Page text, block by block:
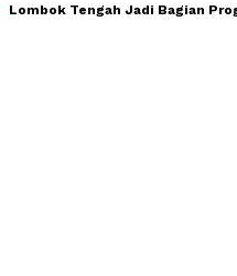
Lombok Tengah Jadi Bagian